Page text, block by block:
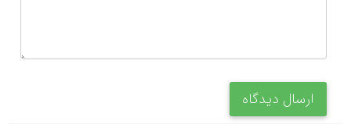
ارسال دیدگاه